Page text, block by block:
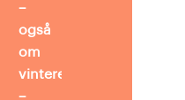
–
også
om
vinteren
–